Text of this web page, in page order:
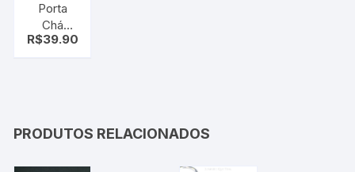
Porta
Chá
Sachês
R$39.90
PRODUTOS RELACIONADOS